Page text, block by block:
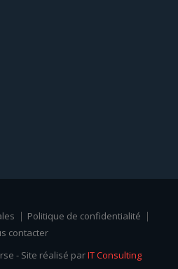
Politique de confidentialité
contacter
- Site réalisé parIT Consulting